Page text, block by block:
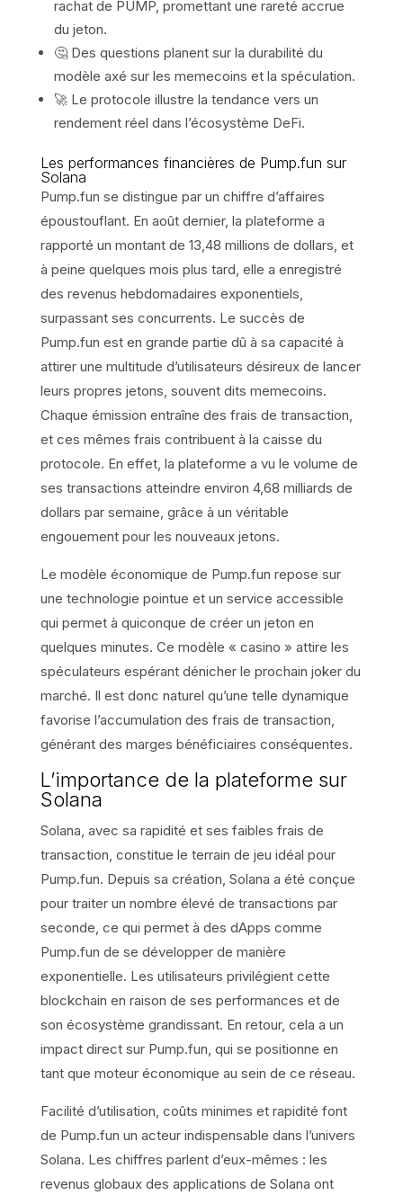
rachat de PUMP, promettant une rareté accrue
du jeton.
🤔 Des questions planent sur la durabilité du
modèle axé sur les memecoins et la spéculation.
🚀 Le protocole illustre la tendance vers un
rendement réel dans l’écosystème DeFi.
Les performances financières de Pump.fun sur
Solana
Pump.fun se distingue par un chiffre d’affaires
époustouflant. En août dernier, la plateforme a
rapporté un montant de 13,48 millions de dollars, et
à peine quelques mois plus tard, elle a enregistré
des revenus hebdomadaires exponentiels,
surpassant ses concurrents. Le succès de
Pump.fun est en grande partie dû à sa capacité à
attirer une multitude d’utilisateurs désireux de lancer
leurs propres jetons, souvent dits memecoins.
Chaque émission entraîne des frais de transaction,
et ces mêmes frais contribuent à la caisse du
protocole. En effet, la plateforme a vu le volume de
ses transactions atteindre environ 4,68 milliards de
dollars par semaine, grâce à un véritable
engouement pour les nouveaux jetons.
Le modèle économique de Pump.fun repose sur
une technologie pointue et un service accessible
qui permet à quiconque de créer un jeton en
quelques minutes. Ce modèle « casino » attire les
spéculateurs espérant dénicher le prochain joker du
marché. Il est donc naturel qu’une telle dynamique
favorise l’accumulation des frais de transaction,
générant des marges bénéficiaires conséquentes.
L’importance de la plateforme sur
Solana
Solana, avec sa rapidité et ses faibles frais de
transaction, constitue le terrain de jeu idéal pour
Pump.fun. Depuis sa création, Solana a été conçue
pour traiter un nombre élevé de transactions par
seconde, ce qui permet à des dApps comme
Pump.fun de se développer de manière
exponentielle. Les utilisateurs privilégient cette
blockchain en raison de ses performances et de
son écosystème grandissant. En retour, cela a un
impact direct sur Pump.fun, qui se positionne en
tant que moteur économique au sein de ce réseau.
Facilité d’utilisation, coûts minimes et rapidité font
de Pump.fun un acteur indispensable dans l’univers
Solana. Les chiffres parlent d’eux-mêmes : les
revenus globaux des applications de Solana ont